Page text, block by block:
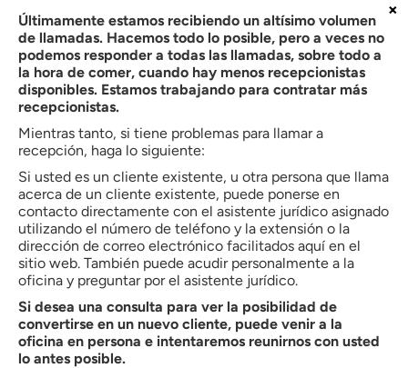
Sobre el autor:
Bradley W. Butler
Socio deButler, Quinn & Hochman, PLLC
Bradley W. Butler es socio de Butler, Quinn & Hochman, PLLC en
representa a clientes en asuntos de inmigración, lesiones
personales, defensa penal, derecho de familia y compensación
de trabajadores. Está admitido en el Colegio de Abogados del
Estado North Carolina (1990) y obtuvo su J.D. cum laude de la
Facultad de Derecho de la Universidad de Creighton. El Sr.
Butler también tiene una licenciatura en Administración de
Empresas de High Point College.
VER PERFIL
Últimamente estamos recibiendo un altísimo volumen
de llamadas. Hacemos todo lo posible, pero a veces no
podemos responder a todas las llamadas, sobre todo a
la hora de comer, cuando hay menos recepcionistas
disponibles. Estamos trabajando para contratar más
recepcionistas.
Mientras tanto, si tiene problemas para llamar a
recepción, haga lo siguiente:
Si usted es un cliente existente, u otra persona que llama
acerca de un cliente existente, puede ponerse en
contacto directamente con el asistente jurídico asignado
utilizando el número de teléfono y la extensión o la
dirección de correo electrónico facilitados aquí en el
sitio web. También puede acudir personalmente a la
oficina y preguntar por el asistente jurídico.
Si desea una consulta para ver la posibilidad de
convertirse en un nuevo cliente, puede venir a la
oficina en persona e intentaremos reunirnos con usted
lo antes posible.
×